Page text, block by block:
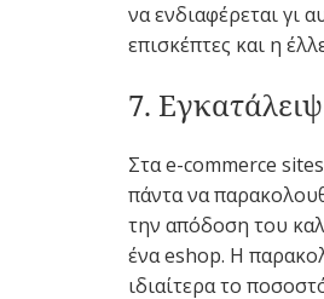
να ενδιαφέρεται γι
επισκέπτες και η
7.
Στα e-commerce
πάντα να
την απόδοση του
ένα eshop. Η
ιδιαίτερα το